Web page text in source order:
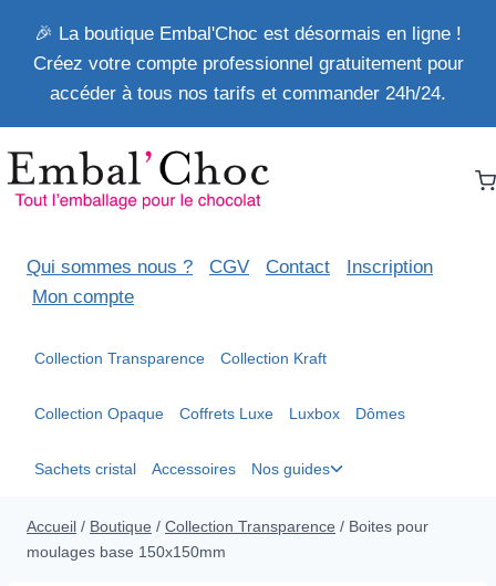
contenu
🎉 La boutique Embal'Choc est désormais en ligne !
Créez votre compte professionnel gratuitement pour
accéder à tous nos tarifs et commander 24h/24.
Qui sommes nous ? CGV Contact
Inscription
Mon compte
Collection Transparence Collection Kraft
Collection Opaque Coffrets Luxe Luxbox Dômes
Sachets cristal Accessoires Nos guides
enfant
Accueil / Boutique / Collection Transparence / Boites pour
moulages base 150x150mm